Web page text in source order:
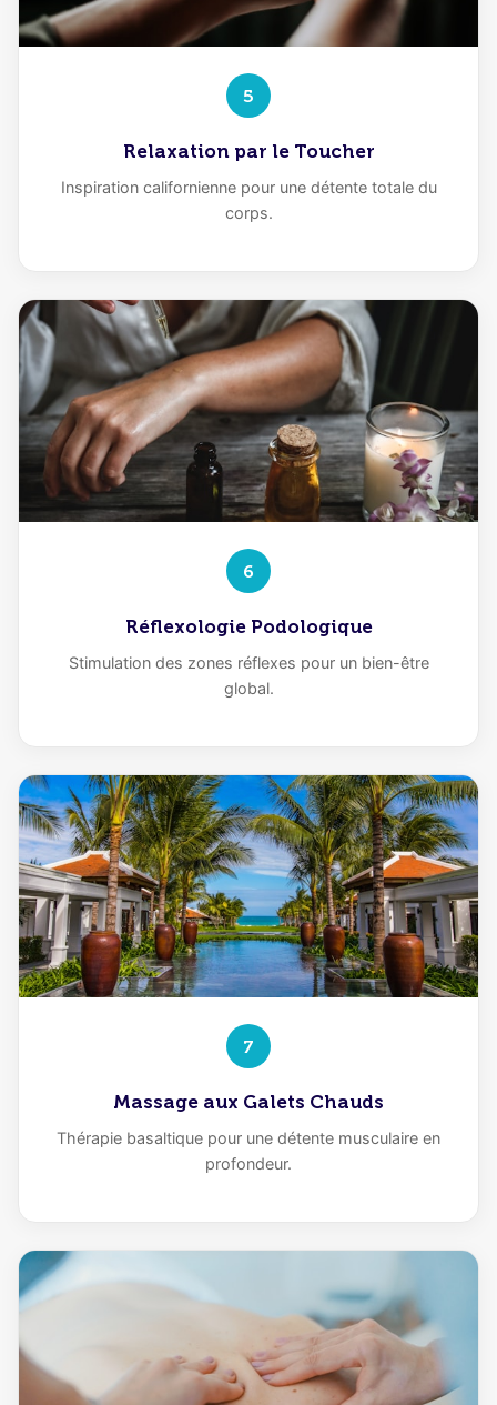
5
Relaxation par le Toucher
Inspiration californienne pour une détente totale du
corps.
6
Réflexologie Podologique
Stimulation des zones réflexes pour un bien-être
global.
7
Massage aux Galets Chauds
Thérapie basaltique pour une détente musculaire en
profondeur.